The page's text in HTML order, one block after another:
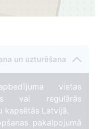
un uzturēšana
vietas
vai regulārās
kapsētās Latvijā.
pakalpojumā